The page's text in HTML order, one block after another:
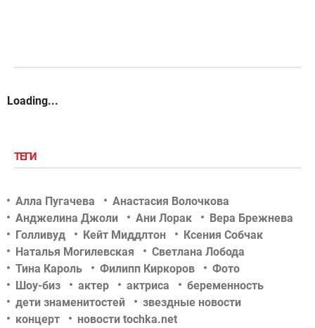
Loading...
ТЕГИ
Алла Пугачева
Анастасия Волочкова
Анджелина Джоли
Ани Лорак
Вера Брежнева
Голливуд
Кейт Миддлтон
Ксения Собчак
Наталья Могилевская
Светлана Лобода
Тина Кароль
Филипп Киркоров
Фото
Шоу-биз
актер актриса
беременность
дети знаменитостей
звездные новости
концерт
новости tochka.net